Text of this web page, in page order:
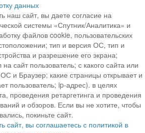
данных
наш сайт, вы даете согласие на
системы «Спутник/Аналитика» и
файлов cookie, пользовательских
тип и версия ОС, тип и
и разрешение его экрана;
сайт пользователь; с какого сайта или
и Браузер; какие страницы открывает и
пользователь; ip-адрес). в целях
проведения ретаргетинга и проведения
и обзоров. Если вы не хотите, чтобы
покиньте сайт.
сайт, вы соглашаетесь с политикой в